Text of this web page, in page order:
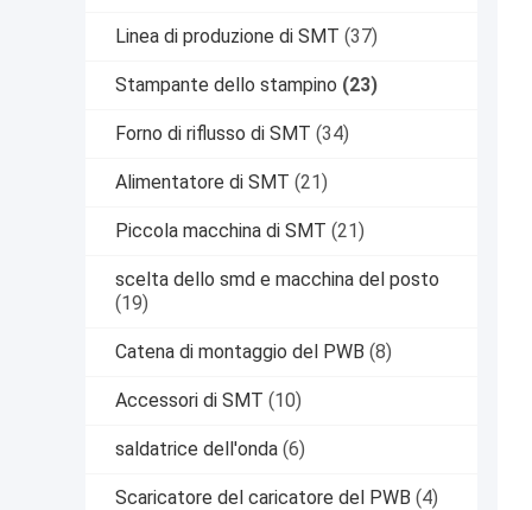
Linea di produzione di SMT (37)
Stampante dello stampino (23)
Forno di riflusso di SMT (34)
Alimentatore di SMT (21)
Piccola macchina di SMT (21)
scelta dello smd e macchina del posto
(19)
Catena di montaggio del PWB (8)
Accessori di SMT (10)
saldatrice dell'onda (6)
Scaricatore del caricatore del PWB (4)